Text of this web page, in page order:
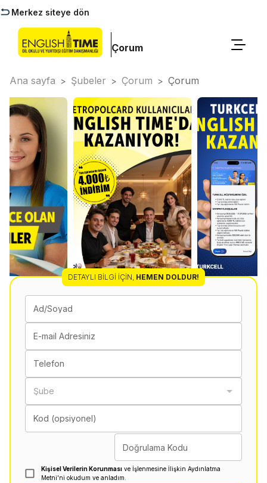
Merkez siteye dön
Çorum
Ana sayfa > Şubeler > Çorum > Çorum
DETAYLI BILGI İÇIN, HEMEN DOLDUR!
Ad/Soyad
E-mail Adresiniz
Telefon
Şube
Kod (opsiyonel)
Doğrulama Kodu
Kişisel Verilerin Korunması ve İşlenmesine İlişkin Aydınlatma
Metni'ni okudum ve anladım.